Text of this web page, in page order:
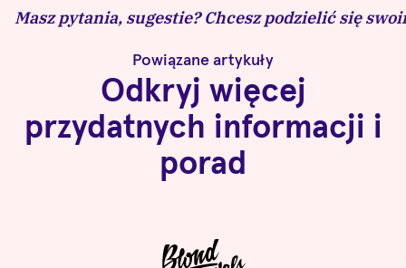
Masz pytania, sugestie? Chcesz podzielić się
Powiązane artykuły
Odkryj więcej
przydatnych informacji i
porad